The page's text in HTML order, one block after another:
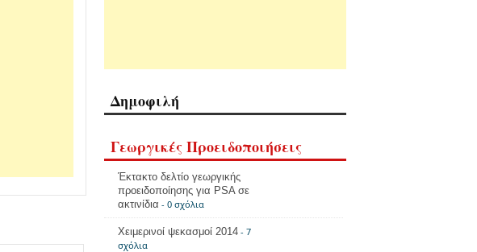
Δημοφιλή
Γεωργικές Προειδοποιήσεις
Έκτακτο δελτίο γεωργικής
προειδοποίησης για PSA σε
ακτινίδια - 0 σχόλια
Χειμερινοί ψεκασμοί 2014 - 7
σχόλια